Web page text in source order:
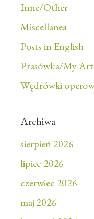
Inne/Other
Miscellanea
Posts in English
Prasówka/My
Wędrówki
Archiwa
sierpień 2026
lipiec 2026
czerwiec 2026
maj 2026